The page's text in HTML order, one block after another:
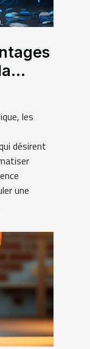
?
les
désirent
une